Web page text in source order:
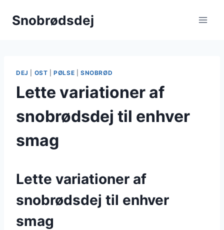
Snobrødsdej
DEJ OST |PØLSE SNOBRØD
Lette variationer af
snobrødsdej til enhver
smag
Lette variationer af
snobrødsdej til enhver
smag